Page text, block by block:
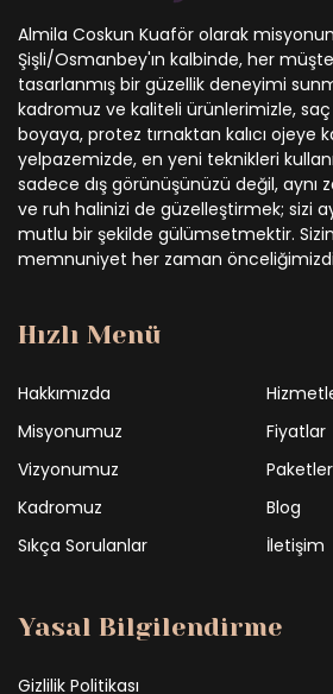
Almila Coskun Kuaför olarak
Şişli/Osmanbey'ın kalbinde, her
tasarlanmış bir güzellik deneyimi
kadromuz ve kaliteli ürünlerimizle,
boyaya, protez tırnaktan kalıcı ojeye
yelpazemizde, en yeni teknikleri
sadece dış görünüşünüzü değil, aynı
ve ruh halinizi de güzelleştirmek; sizi
mutlu bir şekilde gülümsetmektir.
memnuniyet her zaman
Hızlı Menü
Hakkımızda
Misyonumuz
Fiyatlar
Vizyonumuz
Paketler
Kadromuz
Blog
Sıkça Sorulanlar
İletişim
Yasal Bilgilendirme
Gizlilik Politikası